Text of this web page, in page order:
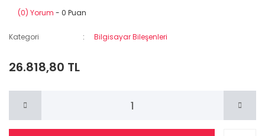
(0) Yorum - 0 Puan
Kategori Bilgisayar Bileşenleri
26.818,80 TL